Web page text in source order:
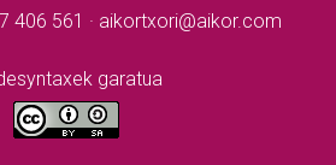
406 561 · aikortxori@aikor.com
garatua